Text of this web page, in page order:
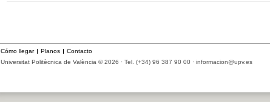
Cómo llegar Planos
Contacto
Universitat Politècnica de València © 2026 · Tel. (+34) 96 387 90 00 · informacion@upv.es